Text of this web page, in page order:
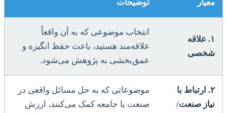
معیار توضیحات
۱. علاقه
شخصی
انتخاب موضوعی که به آن واقعاً
علاقه‌مند هستید، باعث حفظ انگیزه و
عمق‌بخشی به پژوهش می‌شود.
۲. ارتباط با
نیاز صنعت/
موضوعاتی که به حل مسائل واقعی در
صنعت یا جامعه کمک می‌کنند، ارزش